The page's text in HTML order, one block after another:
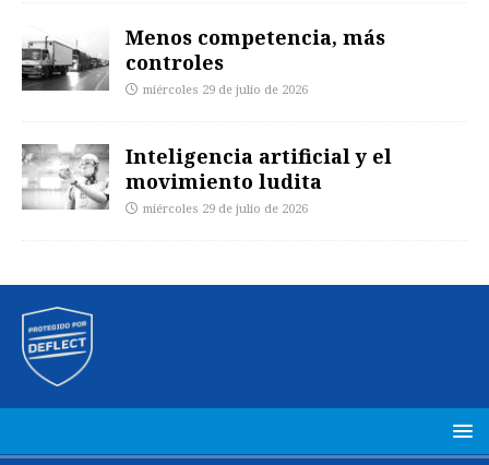
Menos competencia, más
controles
miércoles 29 de julio de 2026
Inteligencia artificial y el
movimiento ludita
miércoles 29 de julio de 2026